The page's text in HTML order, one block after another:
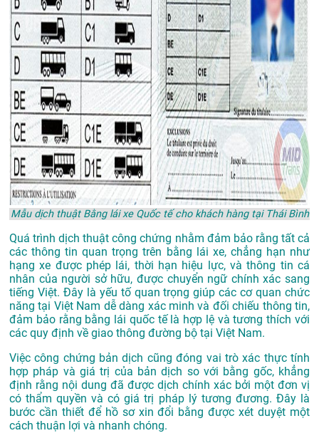
Mẫu dịch thuật Bằng lái xe Quốc tế cho khách hàng tại Thái Bình
Quá trình dịch thuật công chứng nhằm đảm bảo rằng tất cả
các thông tin quan trọng trên bằng lái xe, chẳng hạn như
hạng xe được phép lái, thời hạn hiệu lực, và thông tin cá
nhân của người sở hữu, được chuyển ngữ chính xác sang
tiếng Việt. Đây là yếu tố quan trọng giúp các cơ quan chức
năng tại Việt Nam dễ dàng xác minh và đối chiếu thông tin,
đảm bảo rằng bằng lái quốc tế là hợp lệ và tương thích với
các quy định về giao thông đường bộ tại Việt Nam.
Việc công chứng bản dịch cũng đóng vai trò xác thực tính
hợp pháp và giá trị của bản dịch so với bằng gốc, khẳng
định rằng nội dung đã được dịch chính xác bởi một đơn vị
có thẩm quyền và có giá trị pháp lý tương đương. Đây là
bước cần thiết để hồ sơ xin đổi bằng được xét duyệt một
cách thuận lợi và nhanh chóng.